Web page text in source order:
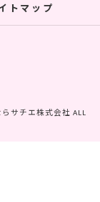
トマップ
サチエ株式会社 ALL